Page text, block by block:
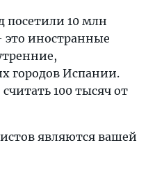
посетили 10 млн
иностранные
городов Испании.
100 тысяч от
являются вашей